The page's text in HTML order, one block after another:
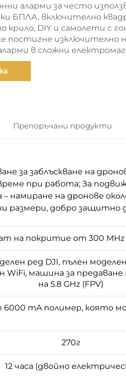
аларми за често
БПЛА, включително
крило, DIY и самолети с
постигне изключително
в сложни
Препоръчани продукти
за заблъскване на
при работа; За
намиране на дронове
размери, добро защитно
на покритие от 300 MHz
ред DJI, пълен
машина за предаване
на 5.8 GHz (FPV)
mA полимер, която
270г
12 часа (двойно